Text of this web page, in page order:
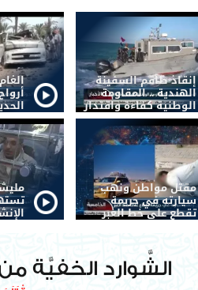
إنقاذ طاقم السفينة
الهندية .. المقاومة
الوطنية كفاءة واقتدار
مقتل مواطن ونهب
سيارته في جريمة
تقطع على خط العبر